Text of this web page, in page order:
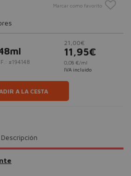
Marcar como favorito
#194148
21,00€
11,95€
0,08 €/ml
IVA incluido
A LA CESTA
Descripción